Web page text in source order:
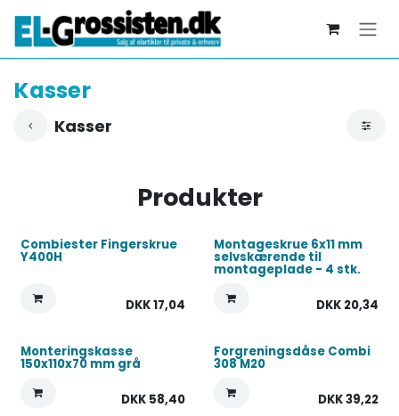
Kasser
Kasser
Produkter
Combiester Fingerskrue
Y400H
DKK17,04
Montageskrue 6x11 mm
selvskærende til
montageplade - 4 stk.
DKK 20,34
Monteringskasse
150x110x70 mm grå
DKK 58,40
Forgreningsdåse Combi
308 M20
DKK39,22